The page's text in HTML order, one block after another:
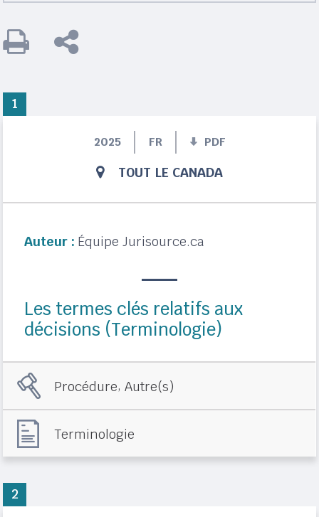
2025 FR PDF
TOUT LE CANADA
Auteur : Équipe Jurisource.ca
Les termes clés relatifs aux
décisions (Terminologie)
Procédure, Autre(s)
Terminologie
1
2